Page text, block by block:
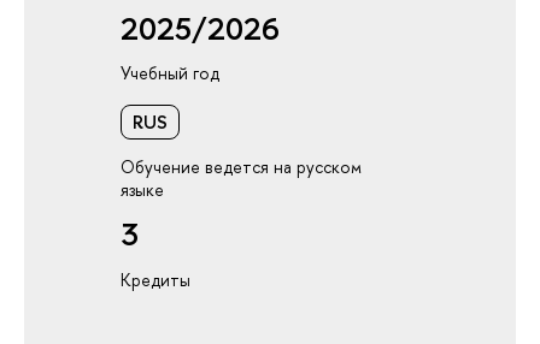
2025/2026
Учебный год
RUS
Обучение ведется на русском
языке
3
Кредиты